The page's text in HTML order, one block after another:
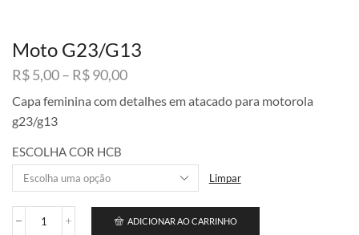
Moto G23/G13
R$5,00– R$90,00Faixa
preço:
Capa feminina com detalhes em atacado para motorola
g23/g13
ESCOLHA COR HCB
Limpar
Moto
ADICIONAR AO CARRINHO